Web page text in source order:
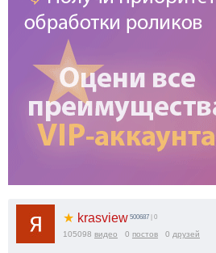
★ krasview 500687 | 0
105098 видео 0 постов 0 друзей